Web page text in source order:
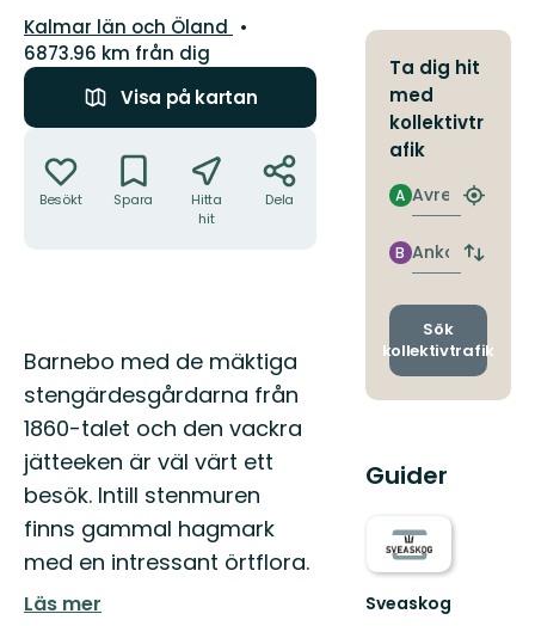
Län:
Kalmar län och Öland
6873.96 km från dig
Visa på kartan
Besökt Spara
Hitta
hit
Dela
Beskrivning
Barnebo med de mäktiga
stengärdesgårdarna från
1860-talet och den vackra
jätteeken är väl värt ett
besök. Intill stenmuren
finns gammal hagmark
med en intressant örtflora.
Läs mer
Ta dig hit
med
kollektivtr
afik
Avresa
A
Hitta
Ankomst
B
Byt
och
Sök
kollektivtrafik
Guider
Sveaskog